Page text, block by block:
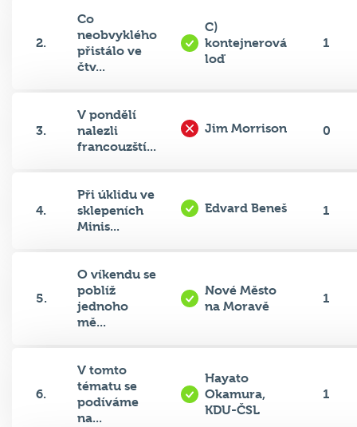
2.
Co
neobvyklého
přistálo ve
čtv...
C)
kontejnerová
loď
1
3.
V pondělí
nalezli
francouzští...
Jim Morrison 0
4.
Při úklidu ve
sklepeních
Minis...
Edvard Beneš 1
5.
O víkendu se
poblíž
jednoho
mě...
Nové Město
na Moravě
1
6.
V tomto
tématu se
podíváme
na...
Hayato
Okamura,
KDU-ČSL
1